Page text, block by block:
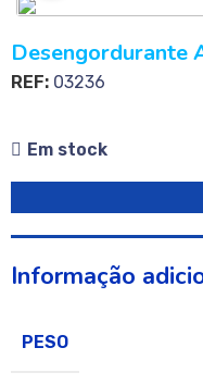
Desengordurante
REF: 03236
Em stock
Informação
PESO